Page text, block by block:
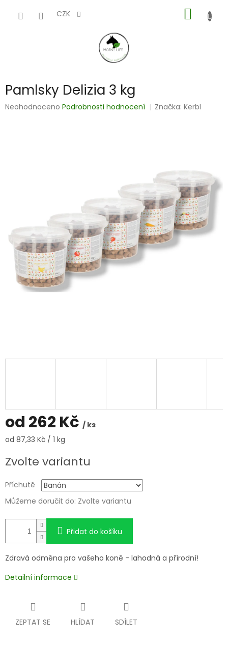
CZK
KOŠÍK
Pamlsky Delizia 3 kg
Průměrné
Neohodnoceno Podrobnosti hodnocení Značka:Kerbl
od 262 Kč / ks
Měrná
od 87,33 Kč / 1 kg
Zvolte variantu
Příchutě
Můžeme doručit do: Zvolte variantu
Přidat do košíku
Zdravá odměna pro vašeho koně - lahodná a přírodní!
Detailní informace
ZEPTAT SE HLÍDAT SDÍLET